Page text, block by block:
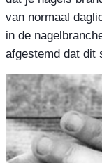
van normaal
in de
afgestemd dat dit